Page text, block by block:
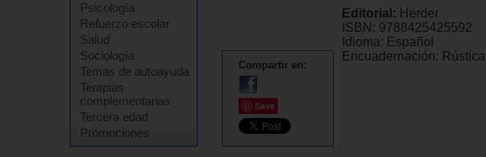
Psicología
Refuerzo escolar
Salud
Sociología
Temas de autoayuda
Terapias
complementarias
Tercera edad
Promociones
Compartir en:
Save
Editorial: Herder
ISBN: 9788425425592
Idioma: Español
Encuadernación: Rústica